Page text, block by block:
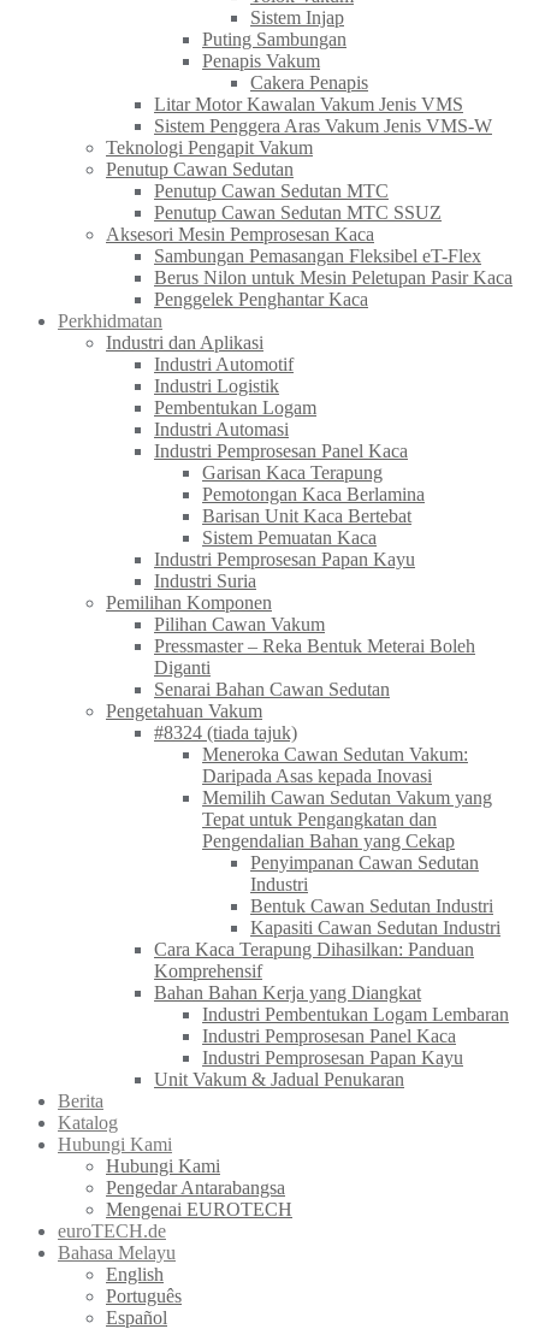
Sistem Injap
Puting Sambungan
Penapis Vakum
Cakera Penapis
Litar Motor Kawalan Vakum Jenis VMS
Sistem Penggera Aras Vakum Jenis VMS-W
Teknologi Pengapit Vakum
Penutup Cawan Sedutan
Penutup Cawan Sedutan MTC
Penutup Cawan Sedutan MTC SSUZ
Aksesori Mesin Pemprosesan Kaca
Sambungan Pemasangan Fleksibel eT-Flex
Berus Nilon untuk Mesin Peletupan Pasir Kaca
Penggelek Penghantar Kaca
Perkhidmatan
Industri dan Aplikasi
Industri Automotif
Industri Logistik
Pembentukan Logam
Industri Automasi
Industri Pemprosesan Panel Kaca
Garisan Kaca Terapung
Pemotongan Kaca Berlamina
Barisan Unit Kaca Bertebat
Sistem Pemuatan Kaca
Industri Pemprosesan Papan Kayu
Industri Suria
Pemilihan Komponen
Pilihan Cawan Vakum
Pressmaster – Reka Bentuk Meterai Boleh
Diganti
Senarai Bahan Cawan Sedutan
Pengetahuan Vakum
#8324 (tiada tajuk)
Meneroka Cawan Sedutan Vakum:
Daripada Asas kepada Inovasi
Memilih Cawan Sedutan Vakum yang
Tepat untuk Pengangkatan dan
Pengendalian Bahan yang Cekap
Penyimpanan Cawan Sedutan
Industri
Bentuk Cawan Sedutan Industri
Kapasiti Cawan Sedutan Industri
Cara Kaca Terapung Dihasilkan: Panduan
Komprehensif
Bahan Bahan Kerja yang Diangkat
Industri Pembentukan Logam Lembaran
Industri Pemprosesan Panel Kaca
Industri Pemprosesan Papan Kayu
Unit Vakum & Jadual Penukaran
Berita
Katalog
Hubungi Kami
Hubungi Kami
Pengedar Antarabangsa
Mengenai EUROTECH
euroTECH.de
Bahasa Melayu
English
Português
Español